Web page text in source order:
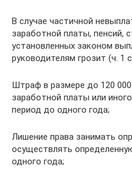
В случае частичной
заработной платы, пенсий,
установленных законом
руководителям грозит (ч. 1
Штраф в размере до 120 000
заработной платы или
период до одного года;
Лишение права занимать
осуществлять
одного года;